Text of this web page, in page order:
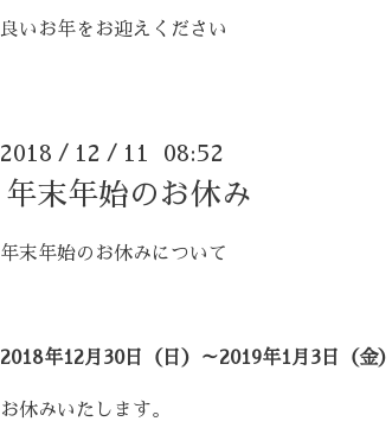
良いお年をお迎えください
2018 / 12 / 11 08:52
年末年始のお休み
年末年始のお休みについて
2018年12月30日（日）～2019年1月3日（金）
お休みいたします。